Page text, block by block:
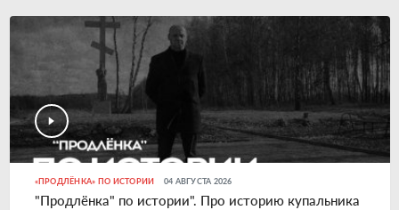
«ПРОДЛЁНКА» ПО ИСТОРИИ 04 АВГУСТА 2026
"Продлёнка" по истории". Про историю купальника